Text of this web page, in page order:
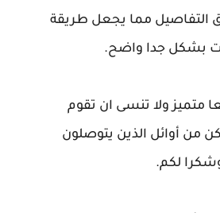
التفاصيل مما يجعل طريقة
بشكل جدا واضح.
متميز ولا تنسى ان تقوم
من أوائل الذين يتوصلون
لكم.